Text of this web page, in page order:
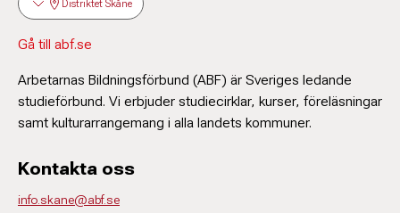
Distriktet Skåne
Gå till abf.se
Arbetarnas Bildningsförbund (ABF) är Sveriges ledande
studieförbund. Vi erbjuder studiecirklar, kurser, föreläsningar
samt kulturarrangemang i alla landets kommuner.
Kontakta oss
info.skane@abf.se